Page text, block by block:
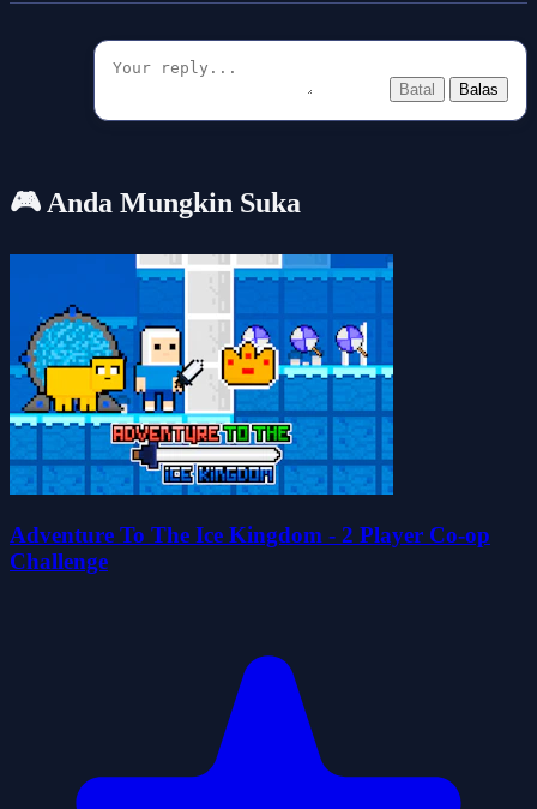
Batal Balas
🎮 Anda Mungkin Suka
Adventure To The Ice Kingdom - 2 Player Co-op
Challenge